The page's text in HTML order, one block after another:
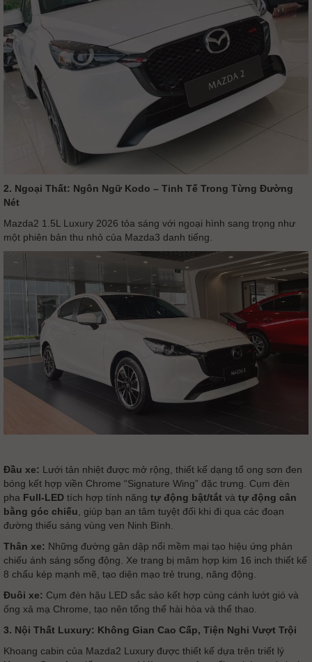
2. Ngoại Thất: Ngôn Ngữ Kodo – Tinh Tế Trong Từng Đường
Nét
Mazda2 1.5L Luxury 2026 tỏa sáng với ngoại hình sang trọng như
một phiên bản thu nhỏ của Mazda3 danh tiếng.
Đầu xe: Lưới tản nhiệt được mở rộng, thiết kế dạng tổ ong sơn đen
bóng kết hợp viền Chrome “Signature Wing” đặc trưng. Cụm đèn
pha Full-LED tích hợp tính năng tự động bật/tắt và tự động cân
bằng góc chiếu , giúp bạn an tâm tuyệt đối khi đi qua các đoạn
đường thiếu sáng vùng ven Ninh Bình.
Thân xe: Những đường gân dập nổi mềm mại tạo hiệu ứng phản
chiếu ánh sáng sống động. Xe trang bị mâm hợp kim 16 inch thiết kế
8 chấu kép mạnh mẽ, tạo diện mạo trẻ trung, năng động.
Đuôi xe: Cụm đèn hậu LED sắc sảo kết hợp cùng cánh lướt gió và
ống xả mạ Chrome, tạo nên tổng thể hài hòa và thể thao.
3. Nội Thất Luxury: Không Gian Cao Cấp, Tiện Nghi Vượt Trội
Khoang cabin của Mazda2 Luxury được thiết kế dựa trên triết lý